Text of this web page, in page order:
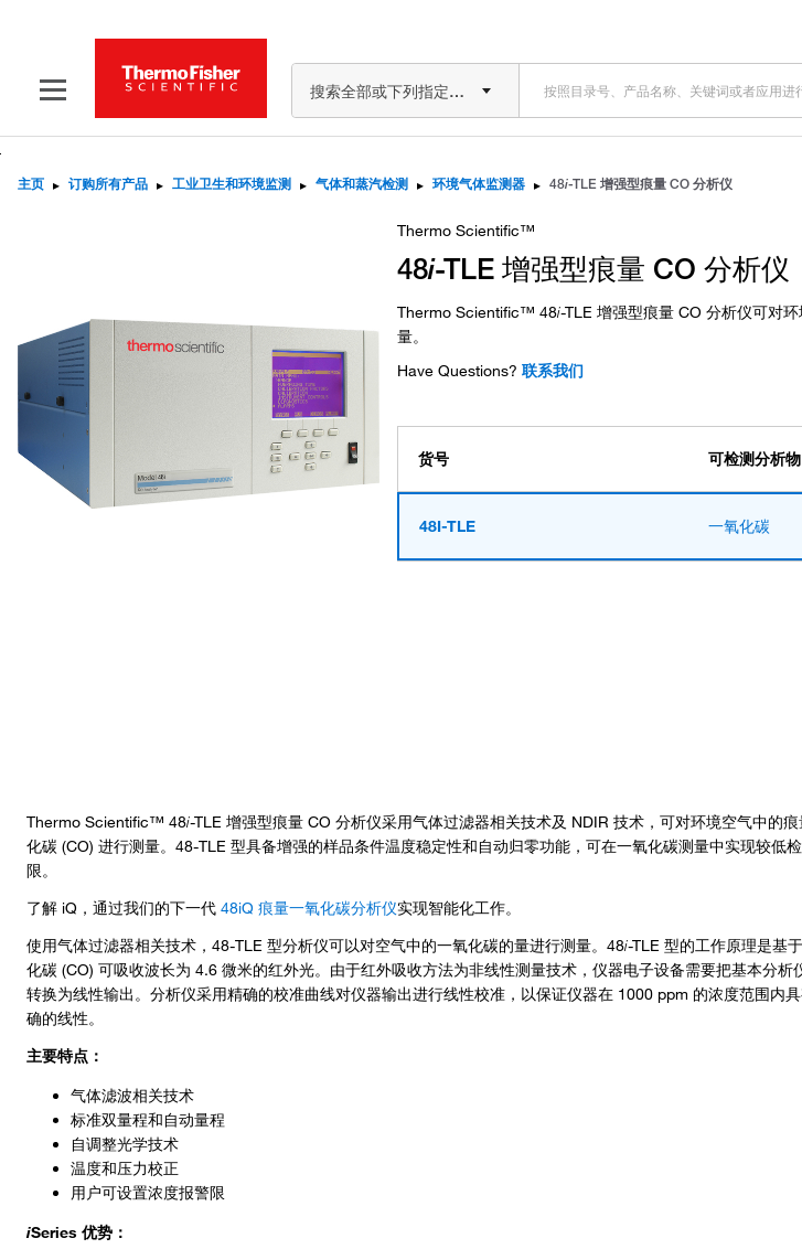
搜索全部或下列指定分类
主页 ▸ 订购所有产品 ▸ 工业卫生和环境监测 ▸ 气体和蒸汽检测 ▸ 环境气体监测器 ▸ 48i-TLE 增强型痕量 CO 分析仪
Thermo Scientific™
48i-TLE 增强型痕量 CO 分析仪
Thermo Scientific™ 48i-TLE 增强型痕量 CO 分析仪可对
量。
Have Questions? 联系我们
货号 可检测分析物
48I-TLE 一氧化碳
Thermo Scientific™ 48i-TLE 增强型痕量 CO 分析仪采用气体过滤器相关技术及 NDIR 技术，可对环境空气中的
化碳 (CO) 进行测量。48-TLE 型具备增强的样品条件温度稳定性和自动归零功能，可在一氧化碳测量中实现较低
限。
了解 iQ，通过我们的下一代 48iQ 痕量一氧化碳分析仪实现智能化工作。
使用气体过滤器相关技术，48-TLE 型分析仪可以对空气中的一氧化碳的量进行测量。48i-TLE 型的工作原理是基
化碳 (CO) 可吸收波长为 4.6 微米的红外光。由于红外吸收方法为非线性测量技术，仪器电子设备需要把基本分析
转换为线性输出。分析仪采用精确的校准曲线对仪器输出进行线性校准，以保证仪器在 1000 ppm 的浓度范围内
确的线性。
主要特点：
气体滤波相关技术
标准双量程和自动量程
自调整光学技术
温度和压力校正
用户可设置浓度报警限
iSeries 优势：